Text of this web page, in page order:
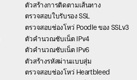
ตัวสร้างการติดตามเส้นทาง
ตรวจสอบใบรับรอง SSL
ตรวจสอบช่องโหว่ Poodle ของ SSLv3
ตัวคำนวณซับเน็ต IPv4
ตัวคำนวณซับเน็ต IPv6
ตัวสร้างรหัสผ่านแบบสุ่ม
ตรวจสอบช่องโหว่ Heartbleed